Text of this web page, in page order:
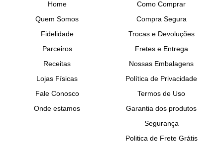
Home
Quem Somos
Fidelidade
Parceiros
Receitas
Lojas Físicas
Fale Conosco
Onde estamos
Como Comprar
Compra Segura
Trocas e Devoluções
Fretes e Entrega
Nossas Embalagens
Política de Privacidade
Termos de Uso
Garantia dos produtos
Segurança
Politica de Frete Grátis